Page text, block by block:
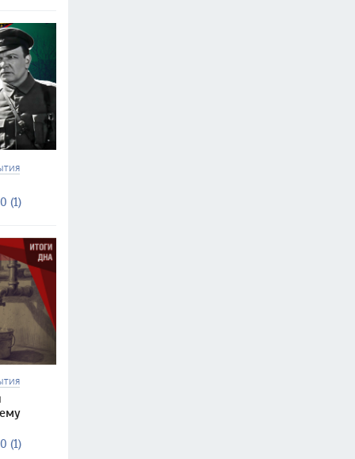
(1)
(1)